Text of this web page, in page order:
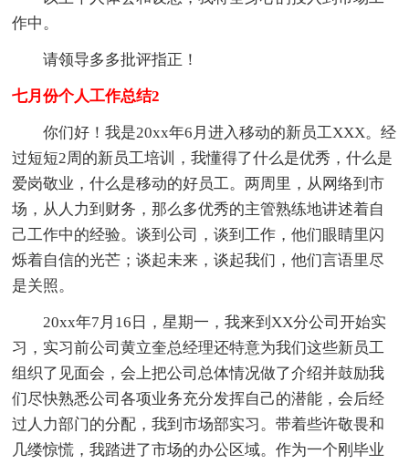
作中。
请领导多多批评指正！
七月份个人工作总结2
你们好！我是20xx年6月进入移动的新员工XXX。经
过短短2周的新员工培训，我懂得了什么是优秀，什么是
爱岗敬业，什么是移动的好员工。两周里，从网络到市
场，从人力到财务，那么多优秀的主管熟练地讲述着自
己工作中的经验。谈到公司，谈到工作，他们眼睛里闪
烁着自信的光芒；谈起未来，谈起我们，他们言语里尽
是关照。
20xx年7月16日，星期一，我来到XX分公司开始实
习，实习前公司黄立奎总经理还特意为我们这些新员工
组织了见面会，会上把公司总体情况做了介绍并鼓励我
们尽快熟悉公司各项业务充分发挥自己的潜能，会后经
过人力部门的分配，我到市场部实习。带着些许敬畏和
几缕惊慌，我踏进了市场的办公区域。作为一个刚毕业